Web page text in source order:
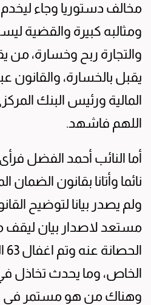
مخالف دستوريا وجاء ليخدم
ومثالبه كبيرة والقضية
والتجارة ربح وخسارة، من
يقبل بالخسارة، والقانون
المالية ورئيس البنك
اللهم فاشهد.
أما النائب أحمد الفضل
نائما وأتانا بقانون الضمان
ولم يصدر بيانا لتوضيح
مستعد لاصدار بيان
الخاص، وما يحدث تخاذل
وهناك من هو مستمر في